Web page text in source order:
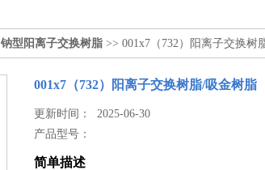
钠型阳离子交换树脂 >> 001x7（732）阳离子交换树
001x7（732）阳离子交换树脂/吸金树脂
更新时间： 2025-06-30
产品型号：
简单描述